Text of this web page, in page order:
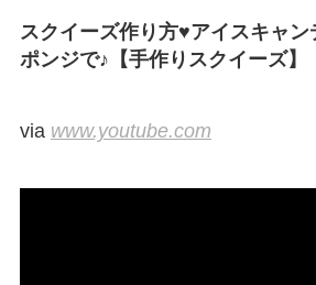
スクイーズ作り方♥アイスキャ
ポンジで♪【手作りスクイーズ】
via www.youtube.com